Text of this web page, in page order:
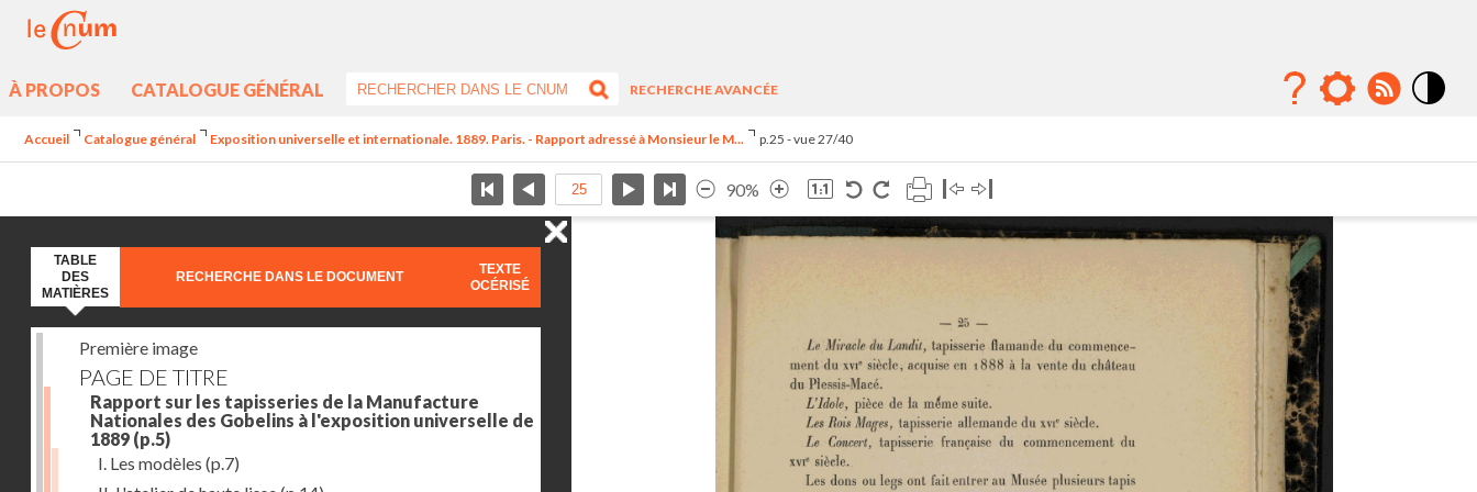
À PROPOS CATALOGUE GÉNÉRAL
RECHERCHE AVANCÉE
Accueil Catalogue général Exposition universelle et internationale. 1889. Paris. - Rapport adressé à Monsieur le M... p.25 - vue 27/40
90%
TABLE
DES
MATIÈRES
RECHERCHE DANS LE DOCUMENT
TEXTE
OCÉRISÉ
Première image
PAGE DE TITRE
Rapport sur les tapisseries de la Manufacture
Nationales des Gobelins à l'exposition universelle de
1889 (p.5)
I. Les modèles (p.7)